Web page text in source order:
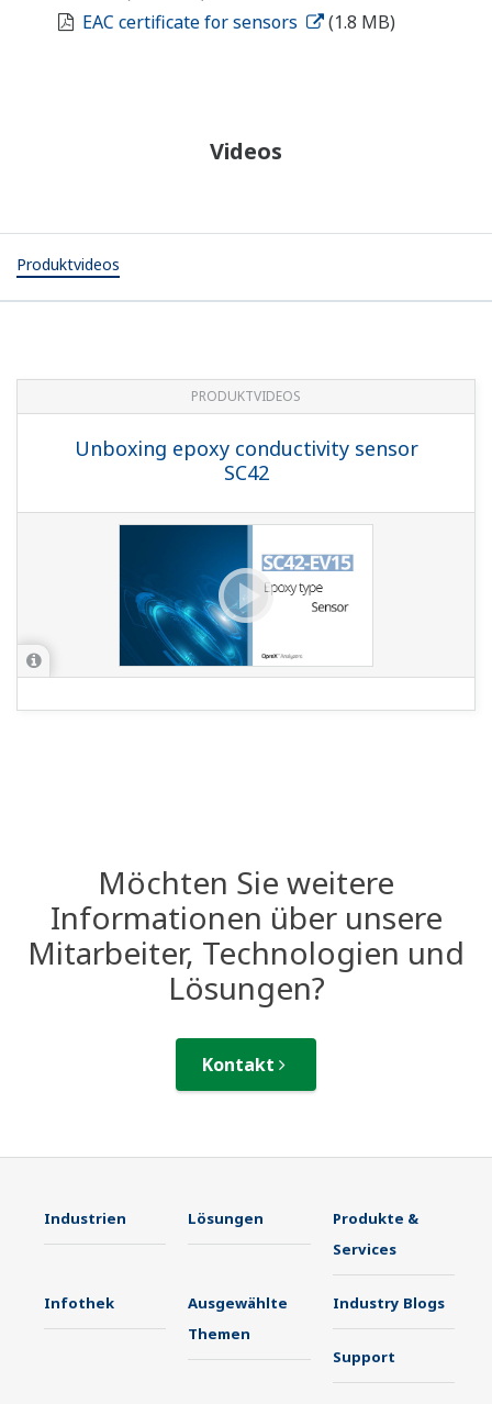
EAC certificate for sensors
(1.8 MB)
Videos
Produktvideos
PRODUKTVIDEOS
Unboxing epoxy conductivity sensor
SC42
Möchten Sie weitere
Informationen über unsere
Mitarbeiter, Technologien und
Lösungen?
Kontakt
Industrien Lösungen
Produkte &
Services
Infothek
Ausgewählte
Themen
Industry Blogs
Support